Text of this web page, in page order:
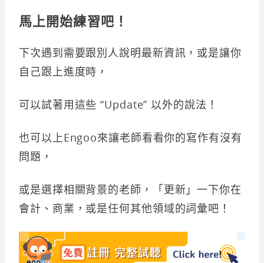
馬上開始練習吧！
下次遇到需要跟別人說明最新資訊，或是讓你
自己跟上進度時，
可以試著用這些 “Update” 以外的說法！
也可以上Engoo來讓老師看看你的寫作有沒有
問題，
或是選擇相關背景的老師，「更新」一下你在
會計、商業，或是任何其他領域的詞彙吧！